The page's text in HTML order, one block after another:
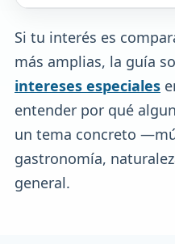
Si tu interés es
más amplias, la guía
intereses especiales
entender por qué
un tema concreto
gastronomía,
general.